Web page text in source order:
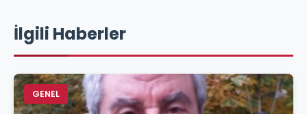
İlgili Haberler
GENEL